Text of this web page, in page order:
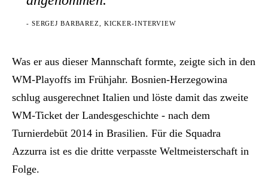
- SERGEJ BARBAREZ, KICKER-INTERVIEW
Was er aus dieser Mannschaft formte, zeigte sich in den
WM-Playoffs im Frühjahr. Bosnien-Herzegowina
schlug ausgerechnet Italien und löste damit das zweite
WM-Ticket der Landesgeschichte - nach dem
Turnierdebüt 2014 in Brasilien. Für die Squadra
Azzurra ist es die dritte verpasste Weltmeisterschaft in
Folge.